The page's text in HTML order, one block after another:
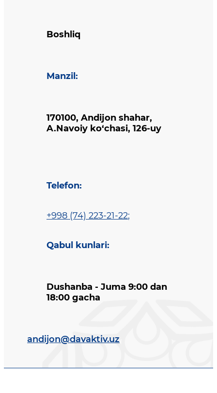
Boshliq
Manzil :
170100, Andijon shahar,
A.Navoiy ko‘chasi, 126-uy
Telefon:
+998 (74) 223-21-22;
Qabul kunlari:
Dushanba - Juma 9:00 dan
18:00 gacha
andijon@davaktiv.uz